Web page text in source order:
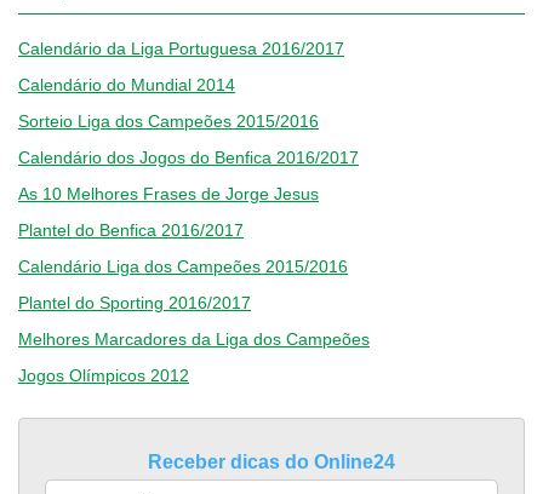
Calendário da Liga Portuguesa 2016/2017
Calendário do Mundial 2014
Sorteio Liga dos Campeões 2015/2016
Calendário dos Jogos do Benfica 2016/2017
As 10 Melhores Frases de Jorge Jesus
Plantel do Benfica 2016/2017
Calendário Liga dos Campeões 2015/2016
Plantel do Sporting 2016/2017
Melhores Marcadores da Liga dos Campeões
Jogos Olímpicos 2012
Receber dicas do Online24